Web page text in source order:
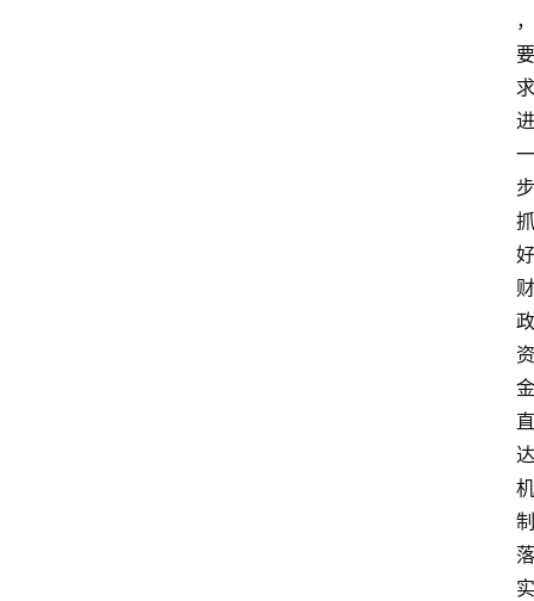
，
要
求
进
一
步
抓
好
财
政
资
金
直
达
机
制
落
实